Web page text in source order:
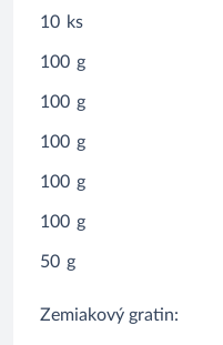
10 ks
100 g
100 g
100 g
100 g
100 g
50 g
Zemiakový gratin: